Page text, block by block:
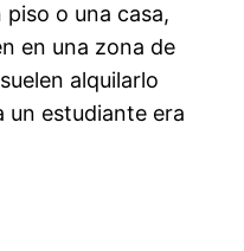
o una casa,
en una zona de
alquilarlo
un estudiante era